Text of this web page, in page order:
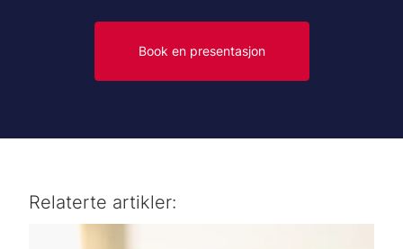
Book en presentasjon
Relaterte artikler: